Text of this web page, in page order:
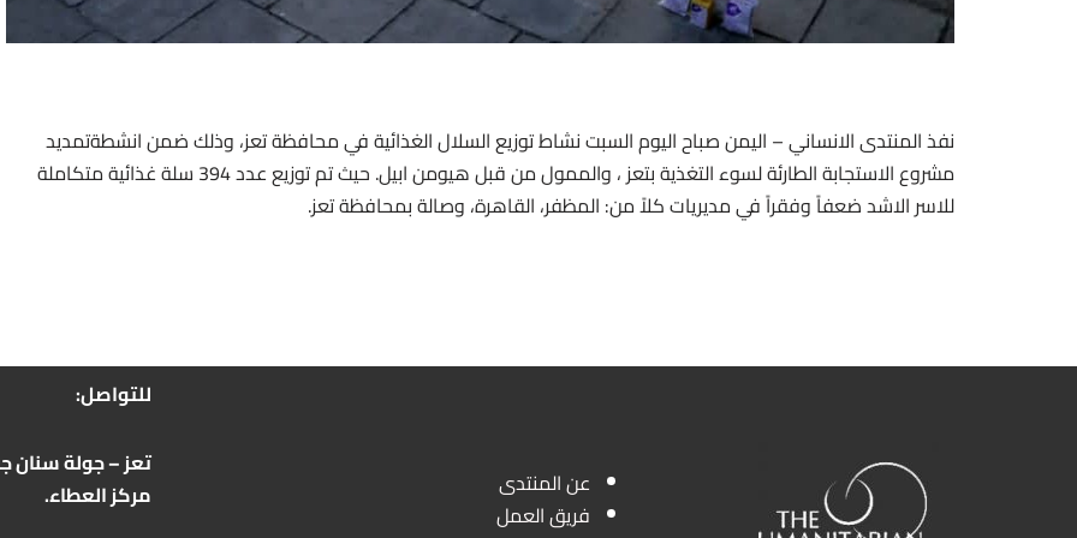
نفذ المنتدى الانساني – اليمن صباح اليوم السبت نشاط توزيع السلال الغذائية في محافظة تعز، وذلك ضمن انشطةتمديد
مشروع الاستجابة الطارئة لسوء التغذية بتعز ، والممول من قبل هيومن ابيل. حيث تم توزيع عدد 394 سلة غذائية متكاملة
للاسر الاشد ضعفاً وفقراً في مديريات كلاً من: المظفر، القاهرة، وصالة بمحافظة تعز.
عن المنتدى
فريق العمل
للتواصل:
تعز – جولة سنان
مركز العطاء.